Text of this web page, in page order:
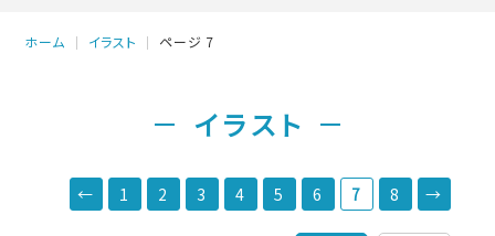
ホーム イラスト ページ 7
イラスト
← 1 2 3 4 5 6 7 8 →